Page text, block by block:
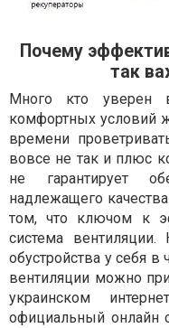
Почему
так
Много кто уверен
комфортных условий
времени
вовсе не так и плюс
не гарантирует
надлежащего
том, что ключом к
система
обустройства у себя
вентиляции можно
украинском
официальный онлайн